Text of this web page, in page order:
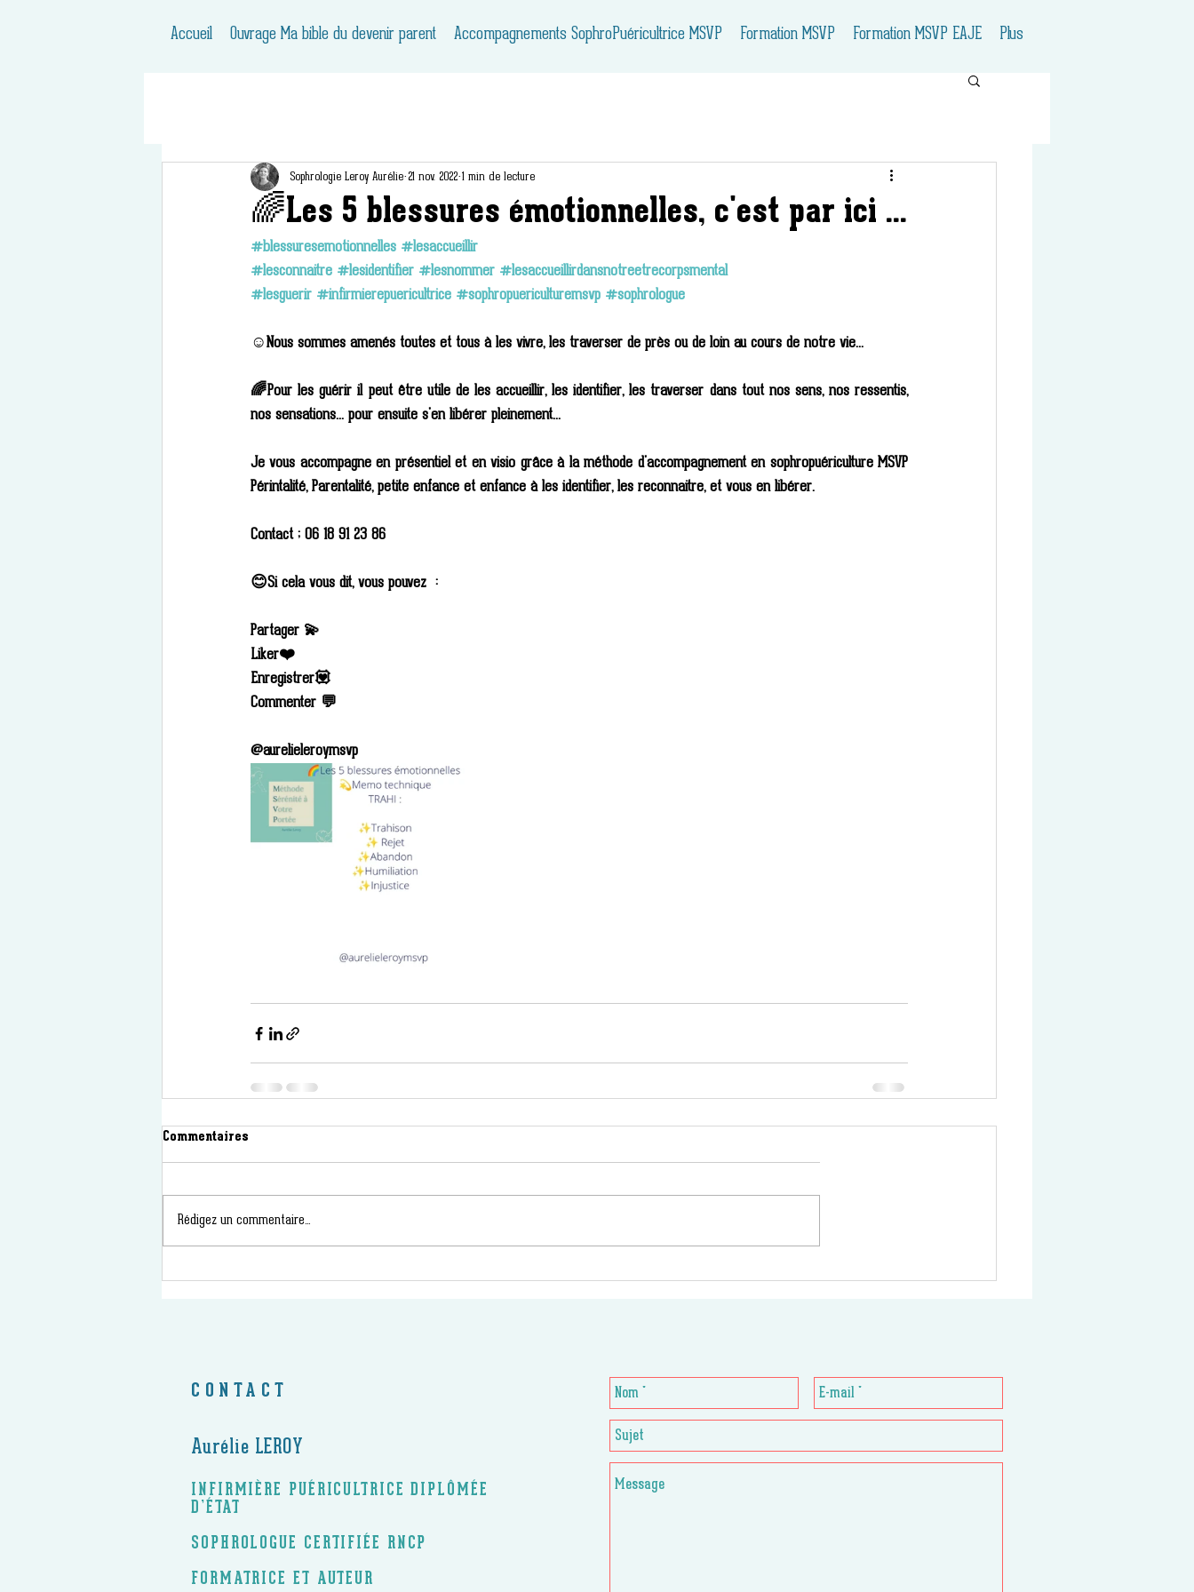
Accueil Ouvrage Ma bible du devenir parent Accompagnements SophroPuéricultrice MSVP Formation MSVP Formation MSVP EAJE Plus
🌈Les 5 blessures émotionnelles, c'est par ici ...
Sophrologie Leroy Aurélie 21 nov. 2022 1 min de lecture
#blessuresemotionnelles #lesaccueillir
#lesconnaitre #lesidentifier #lesnommer #lesaccueillirdansnotreetrecorpsmental
#lesguerir #infirmierepuericultrice #sophropuericulturemsvp #sophrologue
☺️Nous sommes amenés toutes et tous à les vivre, les traverser de près ou de loin au cours de notre vie...
🌈Pour les guérir il peut être utile de les accueillir, les identifier, les traverser dans tout nos sens, nos ressentis,
nos sensations... pour ensuite s'en libérer pleinement...
Je vous accompagne en présentiel et en visio grâce à la méthode d'accompagnement en sophropuériculture MSVP
Périntalité, Parentalité, petite enfance et enfance à les identifier, les reconnaitre, et vous en libérer.
Contact ; 06 18 91 23 86
😊Si cela vous dit, vous pouvez  :
Partager 💫
Liker❤️
Enregistrer💟
Commenter 💬
@aurelieleroymsvp
Commentaires
Rédigez un commentaire...
CONTACT
Aurélie LEROY
INFIRMIÈRE PUÉRICULTRICE DIPLÔMÉE
D’ÉTAT
SOPHROLOGUE CERTIFIÉE RNCP
FORMATRICE ET AUTEUR